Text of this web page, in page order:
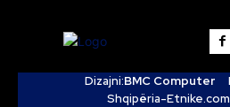
Dizajni:BMC Computer
Shqipëria-Etnike.com